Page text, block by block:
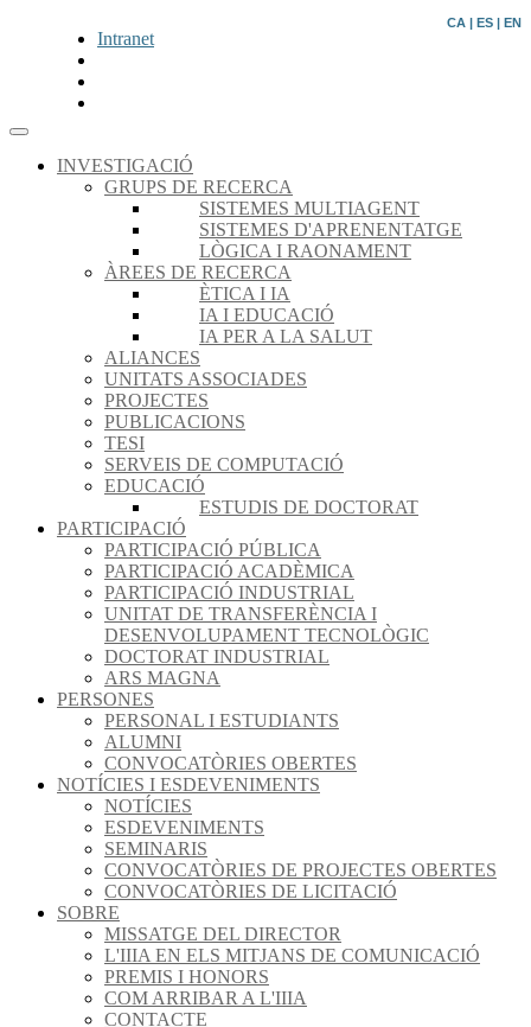
CA | ES | EN
Intranet
INVESTIGACIÓ
GRUPS DE RECERCA
SISTEMES MULTIAGENT
SISTEMES D'APRENENTATGE
LÒGICA I RAONAMENT
ÀREES DE RECERCA
ÈTICA I IA
IA I EDUCACIÓ
IA PER A LA SALUT
ALIANCES
UNITATS ASSOCIADES
PROJECTES
PUBLICACIONS
TESI
SERVEIS DE COMPUTACIÓ
EDUCACIÓ
ESTUDIS DE DOCTORAT
PARTICIPACIÓ
PARTICIPACIÓ PÚBLICA
PARTICIPACIÓ ACADÈMICA
PARTICIPACIÓ INDUSTRIAL
UNITAT DE TRANSFERÈNCIA I
DESENVOLUPAMENT TECNOLÒGIC
DOCTORAT INDUSTRIAL
ARS MAGNA
PERSONES
PERSONAL I ESTUDIANTS
ALUMNI
CONVOCATÒRIES OBERTES
NOTÍCIES I ESDEVENIMENTS
NOTÍCIES
ESDEVENIMENTS
SEMINARIS
CONVOCATÒRIES DE PROJECTES OBERTES
CONVOCATÒRIES DE LICITACIÓ
SOBRE
MISSATGE DEL DIRECTOR
L'IIIA EN ELS MITJANS DE COMUNICACIÓ
PREMIS I HONORS
COM ARRIBAR A L'IIIA
CONTACTE